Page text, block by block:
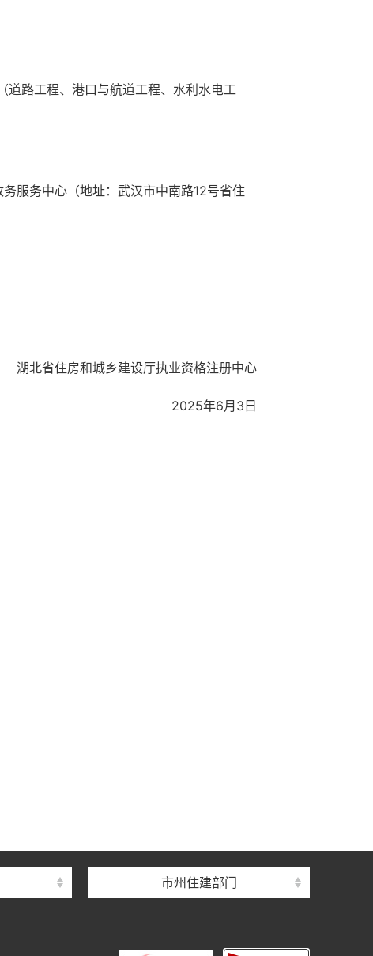
（道路工程、港口与航道工程、水利水电工
服务中心（地址：武汉市中南路12号省住
湖北省住房和城乡建设厅执业资格注册中心
2025年6月 3 日
中心
督总站
理总站 市州住建部门